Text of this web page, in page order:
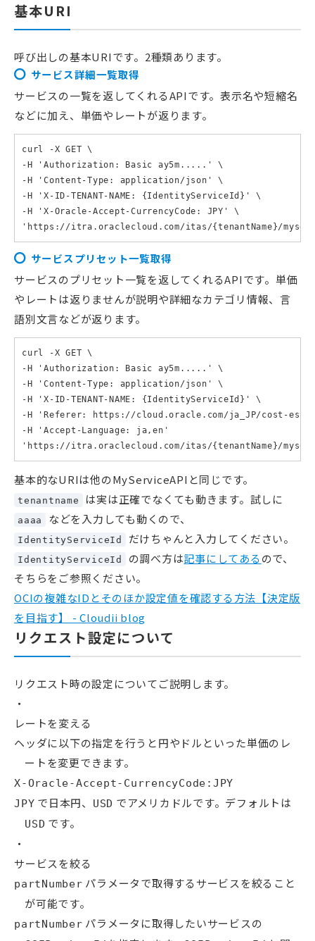
基本URI
呼び出しの基本URIです。2種類あります。
サービス詳細一覧取得
サービスの一覧を返してくれるAPIです。表示名や短縮名
などに加え、単価やレートが返ります。
curl -X GET \
-H 'Authorization: Basic ay5m.....' \
-H 'Content-Type: application/json' \
-H 'X-ID-TENANT-NAME: {IdentityServiceId}' \
-H 'X-Oracle-Accept-CurrencyCode: JPY' \
'https://itra.oraclecloud.com/itas/{tenantName}/
サービスプリセット一覧取得
サービスのプリセット一覧を返してくれるAPIです。単価
やレートは返りませんが説明や詳細なカテゴリ情報、言
語別文言などが返ります。
curl -X GET \
-H 'Authorization: Basic ay5m.....' \
-H 'Content-Type: application/json' \
-H 'X-ID-TENANT-NAME: {IdentityServiceId}' \
-H 'Referer: https://cloud.oracle.com/ja_JP/cost-
-H 'Accept-Language: ja,en'
'https://itra.oraclecloud.com/itas/{tenantName}/
基本的なURIは他のMyServiceAPIと同じです。
tenantname は実は正確でなくても動きます。試しに
aaaa などを入力しても動くので、
IdentityServiceId だけちゃんと入力してください。
IdentityServiceId の調べ方は記事にしてあるので、
そちらをご参照ください。
OCIの複雑なIDとそのほか設定値を確認する方法【決定版
を目指す】 - Cloudii blog
リクエスト設定について
リクエスト時の設定についてご説明します。
レートを変える
ヘッダに以下の指定を行うと円やドルといった単価のレ
ートを変更できます。
X-Oracle-Accept-CurrencyCode:JPY
JPY で日本円、 USD でアメリカドルです。デフォルトは
USD です。
サービスを絞る
partNumber パラメータで取得するサービスを絞ること
が可能です。
partNumber パラメータに取得したいサービスの